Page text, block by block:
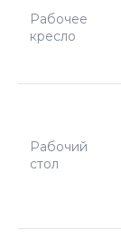
Рабочее
кресло
Рабочий
стол